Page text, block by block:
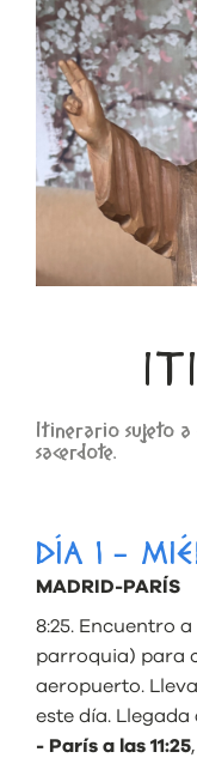
Itinerario sujeto a
sacerdote.
DÍA 1 -
MADRID-PARÍS
8:25. Encuentro
parroquia) para
aeropuerto.
este día. Llegada
- París a las 11:25